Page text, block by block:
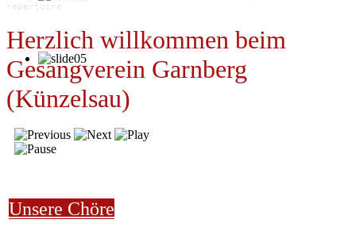
repertoire
Herzlich willkommen beim
Gesangverein Garnberg
(Künzelsau)
Unsere Chöre